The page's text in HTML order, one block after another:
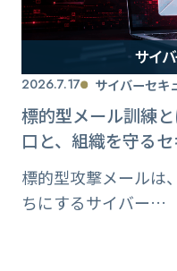
サイ
2026.7.17 サイバーセキ
標的型メール訓練
口と、組織を守る
標的型攻撃メールは
ちにするサイバー…